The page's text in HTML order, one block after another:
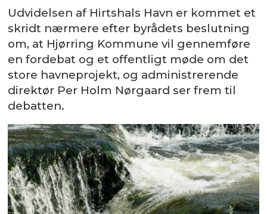
Udvidelsen af Hirtshals Havn er kommet et
skridt nærmere efter byrådets beslutning
om, at Hjørring Kommune vil gennemføre
en fordebat og et offentligt møde om det
store havneprojekt, og administrerende
direktør Per Holm Nørgaard ser frem til
debatten.